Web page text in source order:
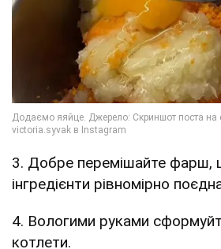
3. Добре перемішайте фарш,
інгредієнти рівномірно
4. Вологими руками
котлети.